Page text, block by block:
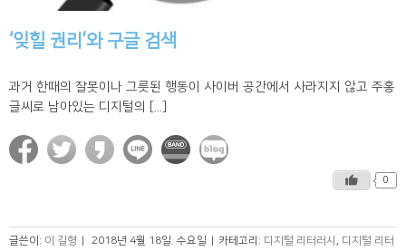
‘잊힐 권리’와 구글 검색
과거 한때의 잘못이나 그릇된 행동이 사이버 공간에서 사라지지 않고 주홍
글씨로 남아있는 디지털의 [...]
0
글쓴이: 이 길형 | 2018년 4월 18일. 수요일 | 카테고리: 디지털 리터러시 , 디지털 리터